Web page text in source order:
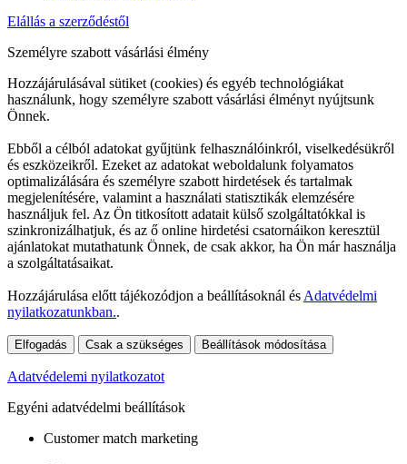
Elállás a szerződéstől
Személyre szabott vásárlási élmény
Hozzájárulásával sütiket (cookies) és egyéb technológiákat
használunk, hogy személyre szabott vásárlási élményt nyújtsunk
Önnek.
Ebből a célból adatokat gyűjtünk felhasználóinkról, viselkedésükről
és eszközeikről. Ezeket az adatokat weboldalunk folyamatos
optimalizálására és személyre szabott hirdetések és tartalmak
megjelenítésére, valamint a használati statisztikák elemzésére
használjuk fel. Az Ön titkosított adatait külső szolgáltatókkal is
szinkronizálhatjuk, és az ő online hirdetési csatornáikon keresztül
ajánlatokat mutathatunk Önnek, de csak akkor, ha Ön már használja
a szolgáltatásaikat.
Hozzájárulása előtt tájékozódjon a beállításoknál és Adatvédelmi
nyilatkozatunkban..
Elfogadás Csak a szükséges Beállítások módosítása
Adatvédelemi nyilatkozatot
Egyéni adatvédelmi beállítások
Customer match marketing